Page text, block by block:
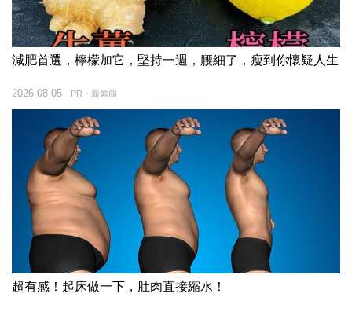
減肥首選，檸檬加它，堅持一週，腰細了，瘦到你懷疑人生
PR・新素簡
2026-08-05
超有感！起床做一下，肚肉直接縮水！